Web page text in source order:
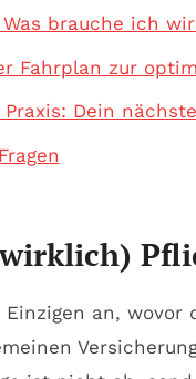
Was brauche ich
Fahrplan zur
Praxis: Dein
an,